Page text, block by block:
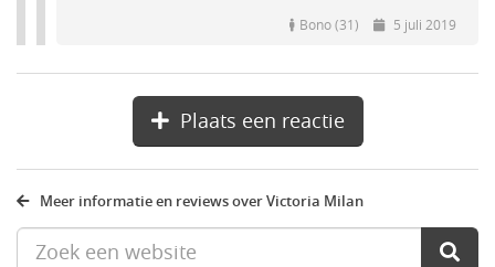
Bono (31) 5 juli 2019
Plaats een reactie
Meer informatie en reviews over Victoria Milan